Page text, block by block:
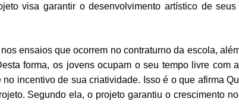
visa garantir o desenvolvimento artístico de seus
ensaios que ocorrem no contraturno da escola,
forma, os jovens ocupam o seu tempo livre com
incentivo de sua criatividade. Isso é o que afirma
Segundo ela, o projeto garantiu o crescimento